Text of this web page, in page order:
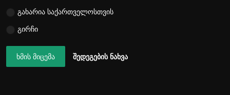
გახარია საქართველოსთვის
გირჩი
ხმის მიცემა შედეგების ნახვა